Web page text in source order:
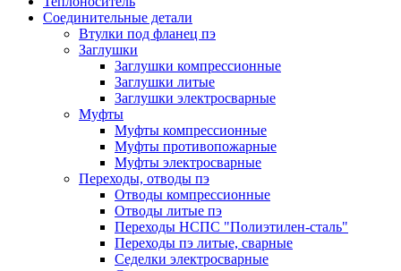
Соединительные детали
Втулки под фланец пэ
Заглушки
Заглушки компрессионные
Заглушки литые
Заглушки электросварные
Муфты
Муфты компрессионные
Муфты противопожарные
Муфты электросварные
Переходы, отводы пэ
Отводы компрессионные
Отводы литые пэ
Переходы НСПС "Полиэтилен-сталь"
Переходы пэ литые, сварные
Седелки электросварные